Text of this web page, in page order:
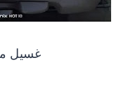
غسيل